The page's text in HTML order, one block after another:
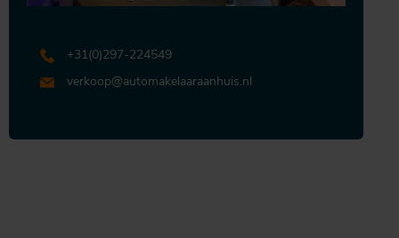
+31 (0)297-224549
verkoop@automakelaaraanhuis.nl